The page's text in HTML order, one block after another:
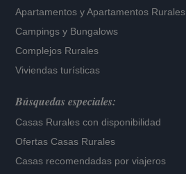
Apartamentos yApartamentos Rurales
Campings y Bungalows
Complejos Rurales
Viviendas turísticas
Búsquedas especiales:
Casas Rurales con disponibilidad
Ofertas Casas Rurales
Casas recomendadas por viajeros